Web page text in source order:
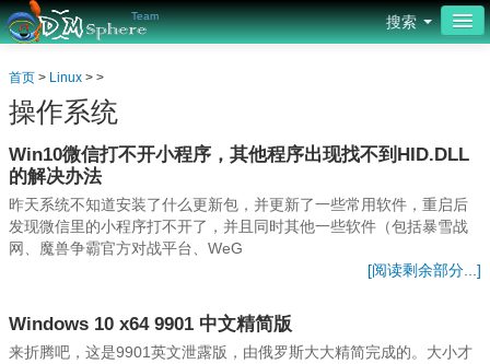
Team 搜索
网页设计
平面设计
源码编程
服务器
安全防护
首页 > Linux > >
操作系统
Win10微信打不开小程序，其他程序出现找不到HID.DLL
的解决办法
昨天系统不知道安装了什么更新包，并更新了一些常用软件，重启后
发现微信里的小程序打不开了，并且同时其他一些软件（包括暴雪战
网、魔兽争霸官方对战平台、WeG
[阅读剩余部分...]
Windows 10 x64 9901 中文精简版
来折腾吧，这是9901英文泄露版，由俄罗斯大大精简完成的。大小才